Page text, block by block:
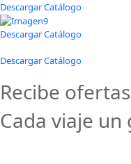
Descargar Catálogo
Descargar Catálogo
Descargar Catálogo
Recibe
Cada viaje